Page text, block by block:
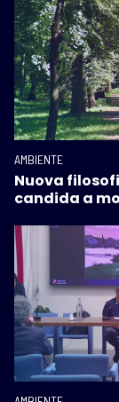
AMBIENTE
Nuova
candida a